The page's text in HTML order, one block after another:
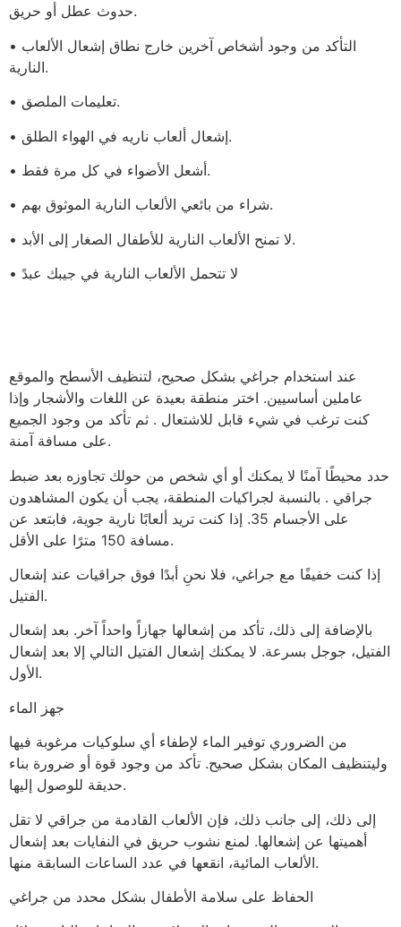
حدوث عطل أو حريق.
• التأكد من وجود أشخاص آخرين خارج نطاق إشعال الألعاب
النارية.
• تعليمات الملصق.
• إشعال ألعاب ناريه في الهواء الطلق.
• أشعل الأضواء في كل مرة فقط.
• شراء من بائعي الألعاب النارية الموثوق بهم.
• لا تمنح الألعاب النارية للأطفال الصغار إلى الأبد.
• لا تتحمل الألعاب النارية في جيبك عبدً
عند استخدام جراغي بشكل صحيح، لتنظيف الأسطح والموقع
عاملين أساسيين. اختر منطقة بعيدة عن اللغات والأشجار وإذا
كنت ترغب في شيء قابل للاشتعال . ثم تأكد من وجود الجميع
على مسافة آمنة.
حدد محيطًا آمنًا لا يمكنك أو أي شخص من حولك تجاوزه بعد ضبط
جراقي . بالنسبة لجراكيات المنطقة، يجب أن يكون المشاهدون
على الأجسام 35. إذا كنت تريد ألعابًا نارية جوية، فابتعد عن
مسافة 150 مترًا على الأقل.
إذا كنت خفيفًا مع جراغي، فلا نحنِ أبدًا فوق جراقيات عند إشعال
الفتيل.
بالإضافة إلى ذلك، تأكد من إشعالها جهازاً واحداً آخر. بعد إشعال
الفتيل، جوجل بسرعة. لا يمكنك إشعال الفتيل التالي إلا بعد إشعال
الأول.
جهز الماء
من الضروري توفير الماء لإطفاء أي سلوكيات مرغوبة فيها
وليتنظيف المكان بشكل صحيح. تأكد من وجود قوة أو ضرورة بناء
حديقة للوصول إليها.
إلى ذلك، إلى جانب ذلك، فإن الألعاب القادمة من جراقي لا تقل
أهميتها عن إشعالها. لمنع نشوب حريق في النفايات بعد إشعال
الألعاب المائية، انقعها في عدد الساعات السابقة منها.
الحفاظ على سلامة الأطفال بشكل محدد من جراغي